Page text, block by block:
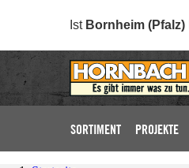
Ist Bornheim (Pfalz)
SORTIMENT PROJEKTE